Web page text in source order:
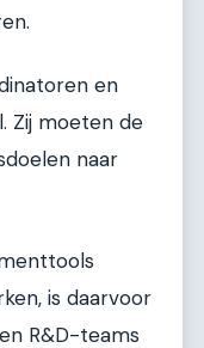
en
Zij moeten de
naar
is daarvoor
R&D-teams